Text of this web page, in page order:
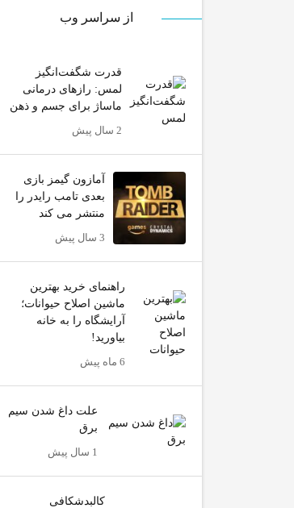
از سراسر وب
قدرت شگفت‌انگیز
لمس: رازهای درمانی
ماساژ برای جسم و ذهن
2 سال پیش
آمازون گیمز بازی
بعدی تامب رایدر را
منتشر می کند
3 سال پیش
راهنمای خرید بهترین
ماشین اصلاح حیوانات؛
آرایشگاه را به خانه
بیاورید!
6 ماه پیش
علت داغ شدن سیم
برق
1 سال پیش
کالبدشکافی